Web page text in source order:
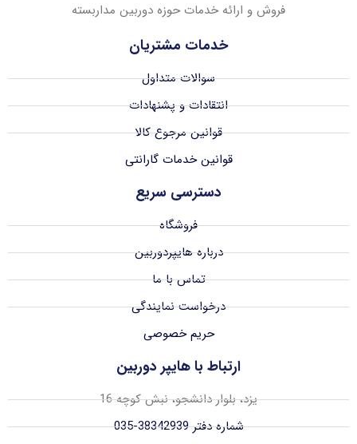
فروش و ارائه خدمات حوزه دوربین مداربسته
خدمات مشتریان
سوالات متداول
انتقادات و پشنهادات
قوانین مرجوع کالا
قوانین خدمات گارانتی
دسترسی سریع
فروشگاه
درباره هایپردوربین
تماس با ما
درخواست نمایندگی
حریم خصوصی
ارتباط با هایپر دوربین
یزد، بلوار دانشجو، نبش کوچه 16
شماره دفتر 38342939-035